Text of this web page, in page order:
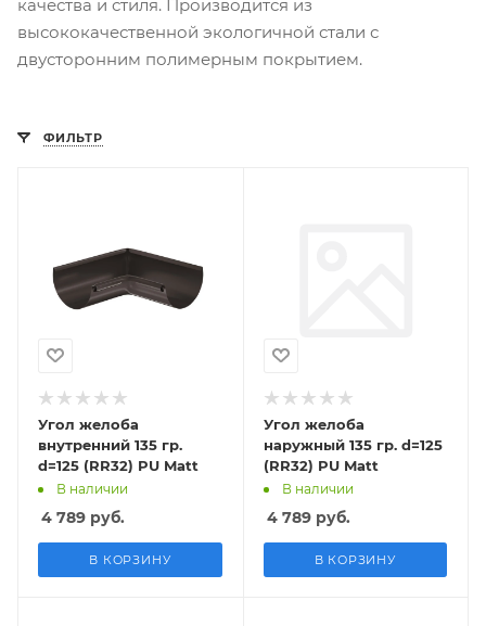
качества и стиля. Производится из
высококачественной экологичной стали с
двусторонним полимерным покрытием.
ФИЛЬТР
Угол желоба
внутренний 135 гр.
d=125 (RR32) PU Matt
В наличии
4 789 руб.
В КОРЗИНУ
Угол желоба
наружный 135 гр. d=125
(RR32) PU Matt
В наличии
4 789руб.
В КОРЗИНУ